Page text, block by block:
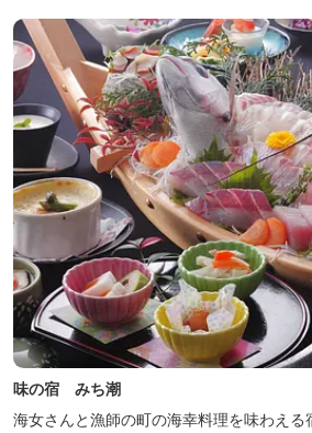
味の宿 みち潮
海女さんと漁師の町の海幸料理を味わえ